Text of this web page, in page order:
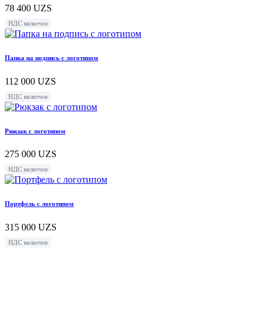
78 400 UZS
НДС включен
Папка на подпись с логотипом
112 000 UZS
НДС включен
Рюкзак с логотипом
275 000 UZS
НДС включен
Портфель с логотипом
315 000 UZS
НДС включен